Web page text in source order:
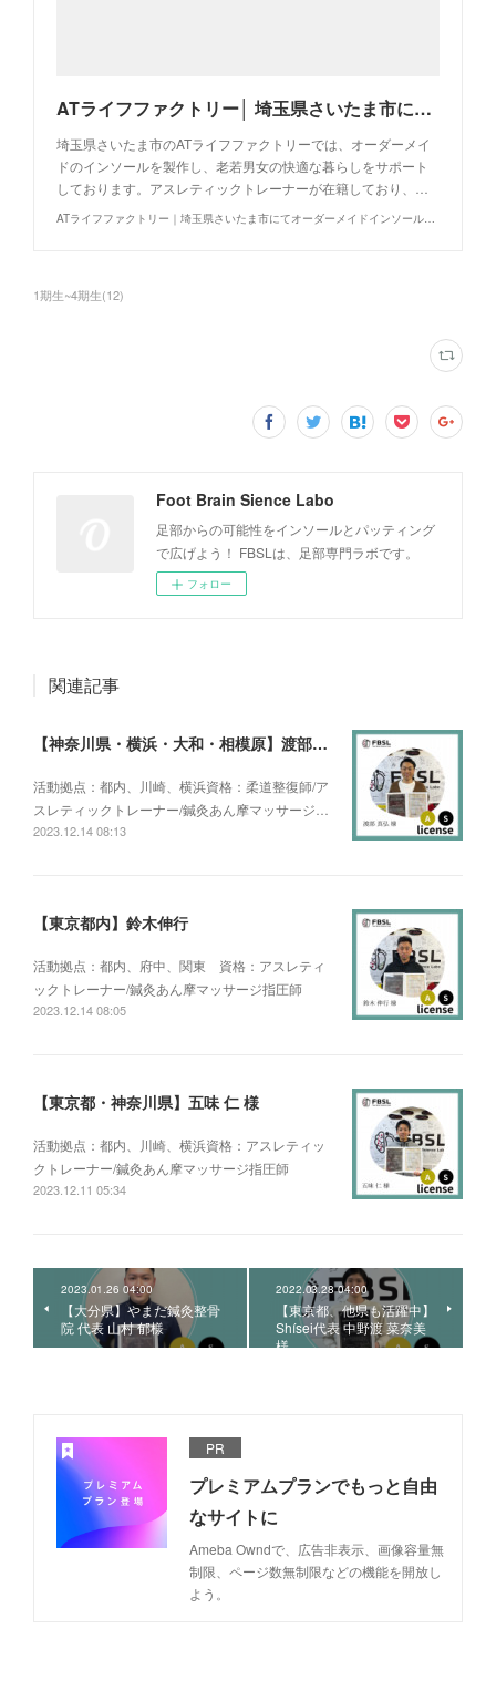
ATライフファクトリー│ 埼玉県さいたま市にてオーダーメイドインソールを受注・製作
埼玉県さいたま市のATライフファクトリーでは、オーダーメイ
ドのインソールを製作し、老若男女の快適な暮らしをサポート
しております。アスレティックトレーナーが在籍しており、…
1期生~4期生(12)
Foot Brain Sience Labo
足部からの可能性をインソールとパッティング
で広げよう！ FBSLは、足部専門ラボです。
フォロー
関連記事
【神奈川県・横浜・大和・相模原】渡部真弘
活動拠点：都内、川崎、横浜資格：柔道整復師/ア
スレティックトレーナー/鍼灸あん摩マッサージ…
2023.12.14 08:13
【東京都内】鈴木伸行
活動拠点：都内、府中、関東 資格：アスレティ
ックトレーナー/鍼灸あん摩マッサージ指圧師
2023.12.14 08:05
【東京都・神奈川県】五味 仁 様
活動拠点：都内、川崎、横浜資格：アスレティッ
クトレーナー/鍼灸あん摩マッサージ指圧師
2023.12.11 05:34
2023.01.26 04:00
【大分県】やまだ鍼灸整骨
院 代表 山村 郁様
2022.03.28 04:00
【東京都、他県も活躍中】
Shísei代表 中野渡 菜奈美
様
PR
プレミアムプランでもっと自由
なサイトに
Ameba Owndで、広告非表示、画像容量無
制限、ページ数無制限などの機能を開放し
よう。